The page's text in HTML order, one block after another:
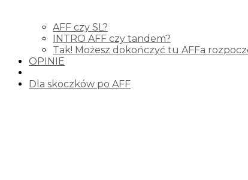
AFF czy SL?
INTRO AFF czy tandem?
Tak! Możesz dokończyć tu AFFa
OPINIE
Dla skoczków po AFF